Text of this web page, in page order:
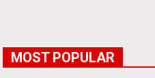
MOST POPULAR